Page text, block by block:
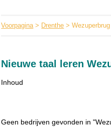
Voorpagina> Drenthe > Wezuperbrug
Nieuwe taal leren
Inhoud
Geen bedrijven gevonden in